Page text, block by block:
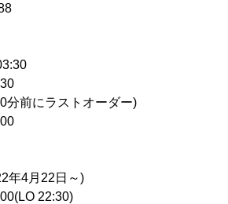
前にラストオーダー)
年4月22日～)
22:30)